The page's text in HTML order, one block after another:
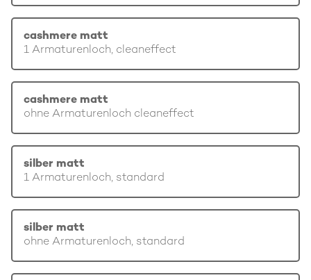
cashmere matt
1 Armaturenloch, cleaneffect
cashmere matt
ohne Armaturenloch cleaneffect
silber matt
1 Armaturenloch, standard
silber matt
ohne Armaturenloch, standard